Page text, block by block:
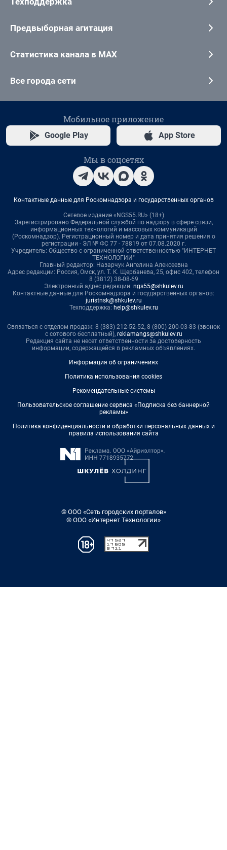
Предвыборная агитация
Статистика канала в MAX
Все города сети
Мобильное приложение
Google Play App Store
Мы в соцсетях
Контактные данные для Роскомнадзора и государственных органов
Сетевое издание «NGS55.RU» (18+)
Зарегистрировано Федеральной службой по надзору в сфере связи,
информационных технологий и массовых коммуникаций
(Роскомнадзор). Регистрационный номер и дата принятия решения о
регистрации - ЭЛ № ФС 77 - 78819 от 07.08.2020 г.
Учредитель: Общество с ограниченной ответственностью "ИНТЕРНЕТ
ТЕХНОЛОГИИ"
Главный редактор: Назарчук Ангелина Алексеевна
Адрес редакции: Россия, Омск, ул. Т. К. Щербанева, 25, офис 402, телефон
8 (3812) 38-08-69
Электронный адрес редакции: ngs55@shkulev.ru
Контактные данные для Роскомнадзора и государственных органов:
juristnsk@shkulev.ru
Техподдержка: help@shkulev.ru
Связаться с отделом продаж: 8 (383) 212-52-52, 8 (800) 200-03-83 (звонок
с сотового бесплатный), reklamangs@shkulev.ru
Редакция сайта не несет ответственности за достоверность
информации, содержащейся в рекламных объявлениях.
Информация об ограничениях
Политика использования cookies
Рекомендательные системы
Пользовательское соглашение сервиса «Подписка без баннерной
рекламы»
Политика конфиденциальности и обработки персональных данных и
правила использования сайта
© ООО «Сеть городских порталов»
© ООО «Интернет Технологии»